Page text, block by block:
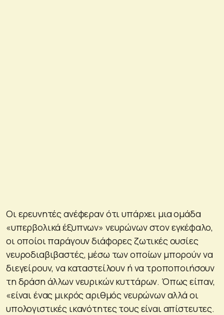
Οι ερευνητές ανέφεραν ότι υπάρχει μια ομάδα
«υπερβολικά έξυπνων» νευρώνων στον εγκέφαλο,
οι οποίοι παράγουν διάφορες ζωτικές ουσίες
νευροδιαβιβαστές, μέσω των οποίων μπορούν να
διεγείρουν, να καταστείλουν ή να τροποποιήσουν
τη δράση άλλων νευρικών κυττάρων. Όπως είπαν,
«είναι ένας μικρός αριθμός νευρώνων αλλά οι
υπολογιστικές ικανότητες τους είναι απίστευτες.